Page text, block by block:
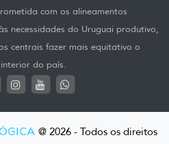
com os alineamentos
necessidades do Uruguai produtivo,
centrais fazer mais equitativo o
do país.
@ 2026 - Todos os direitos